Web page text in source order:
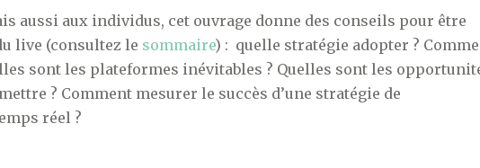
aussi aux individus, cet ouvrage donne des conseils pour être
live (consultez le sommaire) : quelle stratégie adopter ?
sont les plateformes inévitables ? Quelles sont les
? Comment mesurer le succès d’une stratégie de
réel ?